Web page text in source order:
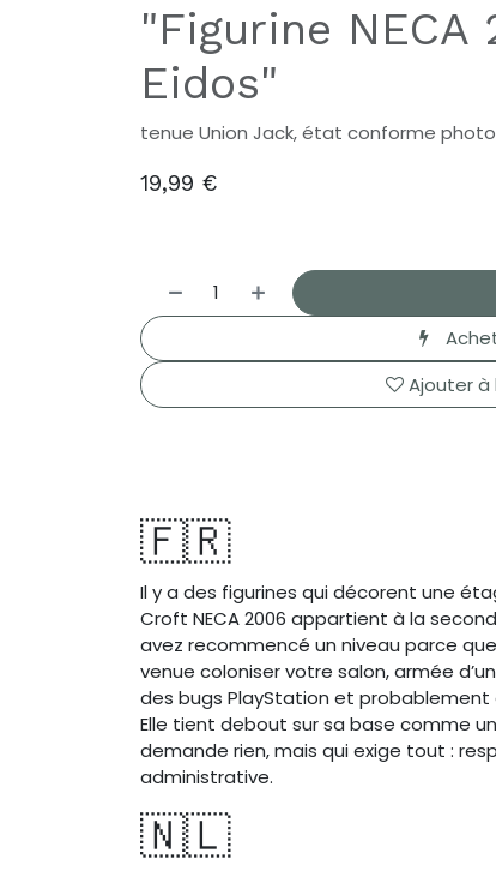
"Figurine NECA
Eidos"
tenue Union Jack, état conforme
19,99 €
Ajouter à
🇫🇷
Il y a des figurines qui décorent une
Croft NECA 2006 appartient à la
avez recommencé un niveau parce
venue coloniser votre salon, armée
des bugs PlayStation et probablement
Elle tient debout sur sa base comme
demande rien, mais qui exige tout :
administrative.
🇳🇱